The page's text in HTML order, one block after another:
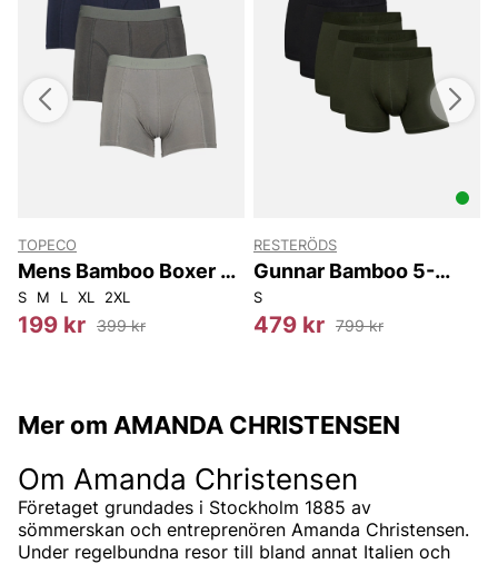
TOPECO
Mens Bamboo Boxer 3-
Pack
S M L XL 2XL
199 kr 399 kr
RESTERÖDS
Gunnar Bamboo 5-
pack
S
479 kr 799 kr
Mer om AMANDA CHRISTENSEN
Om Amanda Christensen
Företaget grundades i Stockholm 1885 av
sömmerskan och entreprenören Amanda Christensen.
Under regelbundna resor till bland annat Italien och